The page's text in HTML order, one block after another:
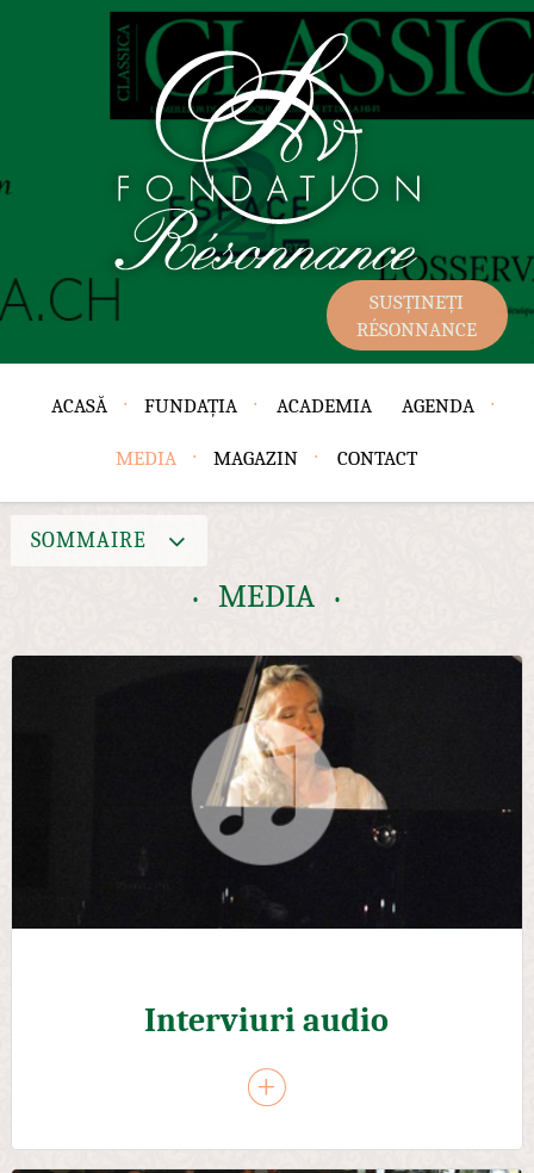
SUSȚINEȚI
RÉSONNANCE
ACASĂ FUNDAȚIA ACADEMIA AGENDA
MEDIA MAGAZIN CONTACT
MEDIA
Interviuri audio
SOMMAIRE